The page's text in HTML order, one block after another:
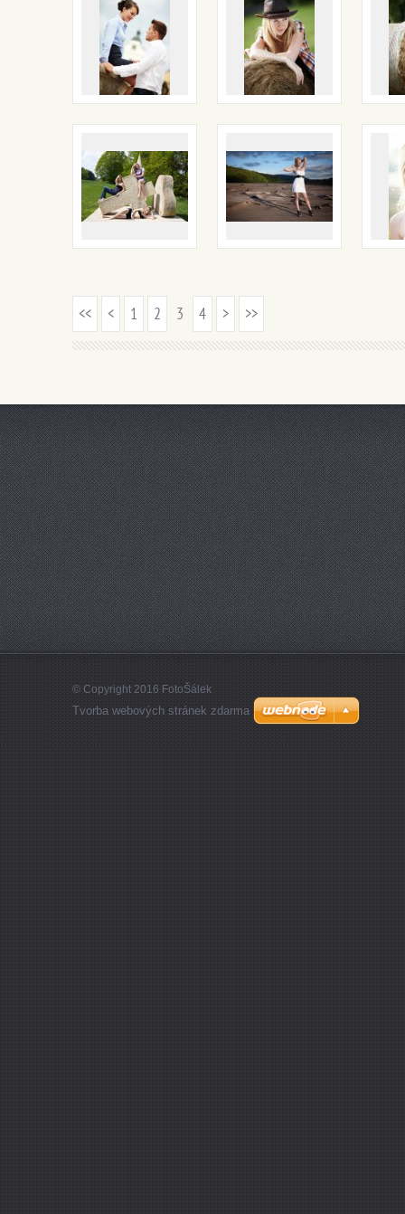
<< < 1 2 3 4 > >>
© Copyright 2016 FotoŠálek
Tvorba webových stránek zdarma